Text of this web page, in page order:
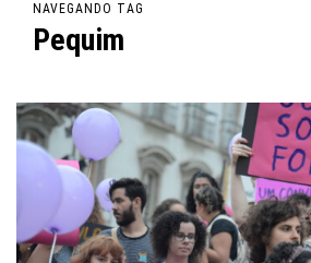
NAVEGANDO TAG
Pequim